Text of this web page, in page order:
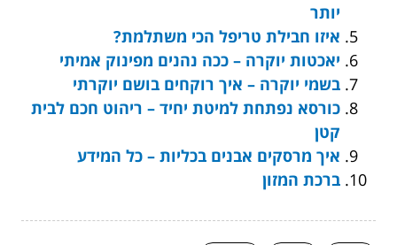
יותר
איזו חבילת טריפל הכי משתלמת?
יאכטות יוקרה – ככה נהנים מפינוק אמיתי
בשמי יוקרה – איך רוקחים בושם יוקרתי
כורסא נפתחת למיטת יחיד – ריהוט חכם לבית
קטן
איך מרסקים אבנים בכליות – כל המידע
ברכת המזון